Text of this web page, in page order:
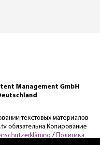
Management GmbH
текстовых материалов
обязательна Копирование
/ Политика